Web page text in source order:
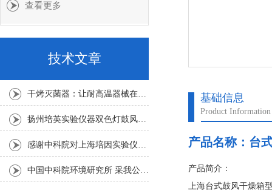
基础信息
Product Information
产品名称： 台
产品简介：
上海台式鼓风干燥箱
查看更多
技术文章
干烤灭菌器：让耐高温器械在无水高温中重获无菌新生
扬州培英实验仪器双色灯鼓风干燥箱
感谢中科院对上海培因实验仪器的认可
中国中科院环境研究所 采我公司仪器300L人工气候箱 实验效果获高度评价